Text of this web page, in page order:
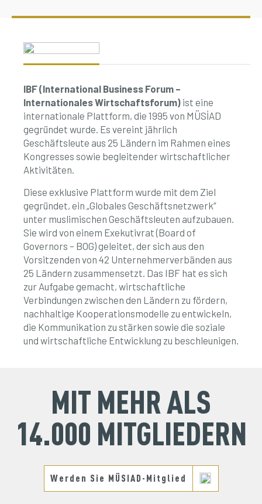
IBF (International Business Forum –
Internationales Wirtschaftsforum) ist eine
internationale Plattform, die 1995 von MÜSİAD
gegründet wurde. Es vereint jährlich
Geschäftsleute aus 25 Ländern im Rahmen eines
Kongresses sowie begleitender wirtschaftlicher
Aktivitäten.
Diese exklusive Plattform wurde mit dem Ziel
gegründet, ein „Globales Geschäftsnetzwerk“
unter muslimischen Geschäftsleuten aufzubauen.
Sie wird von einem Exekutivrat (Board of
Governors – BOG) geleitet, der sich aus den
Vorsitzenden von 42 Unternehmerverbänden aus
25 Ländern zusammensetzt. Das IBF hat es sich
zur Aufgabe gemacht, wirtschaftliche
Verbindungen zwischen den Ländern zu fördern,
nachhaltige Kooperationsmodelle zu entwickeln,
die Kommunikation zu stärken sowie die soziale
und wirtschaftliche Entwicklung zu beschleunigen.
MIT MEHR ALS
14.000 MITGLIEDERN
Werden Sie MÜSIAD-Mitglied